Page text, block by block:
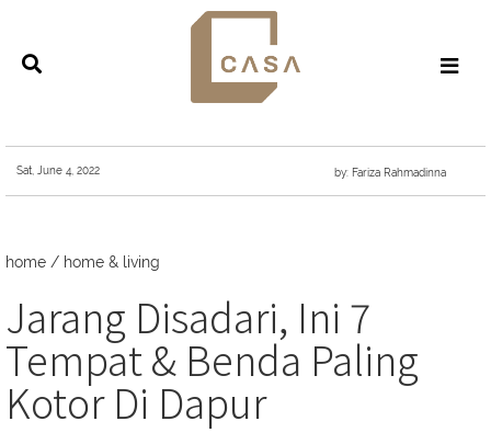
Sat, June 4, 2022 by: Fariza Rahmadinna
home / home & living
Jarang Disadari, Ini 7
Tempat & Benda Paling
Kotor Di Dapur